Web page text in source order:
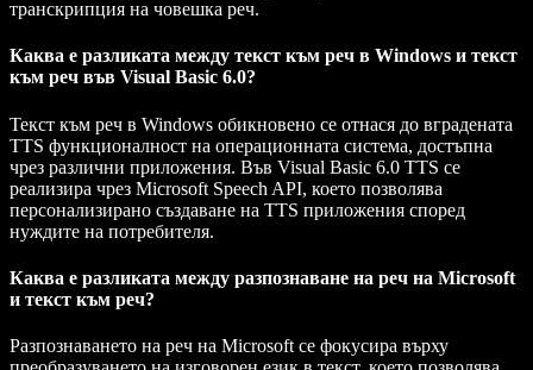
транскрипция на човешка реч.
Каква е разликата между текст към реч в Windows и текст
към реч във Visual Basic 6.0?
Текст към реч в Windows обикновено се отнася до вградената
TTS функционалност на операционната система, достъпна
чрез различни приложения. Във Visual Basic 6.0 TTS се
реализира чрез Microsoft Speech API, което позволява
персонализирано създаване на TTS приложения според
нуждите на потребителя.
Каква е разликата между разпознаване на реч на Microsoft
и текст към реч?
Разпознаването на реч на Microsoft се фокусира върху